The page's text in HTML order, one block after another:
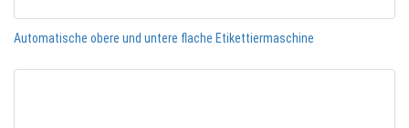
Automatische obere und untere flache Etikettiermaschine